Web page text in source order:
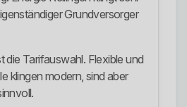
Grundversorger
die Tarifauswahl. Flexible und
klingen modern, sind aber